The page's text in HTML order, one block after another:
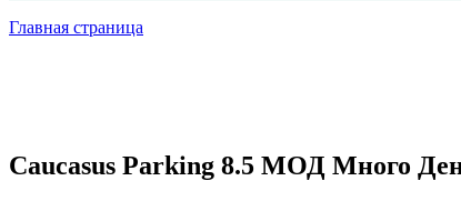
Главная страница
Caucasus Parking 8.5 МОД Много